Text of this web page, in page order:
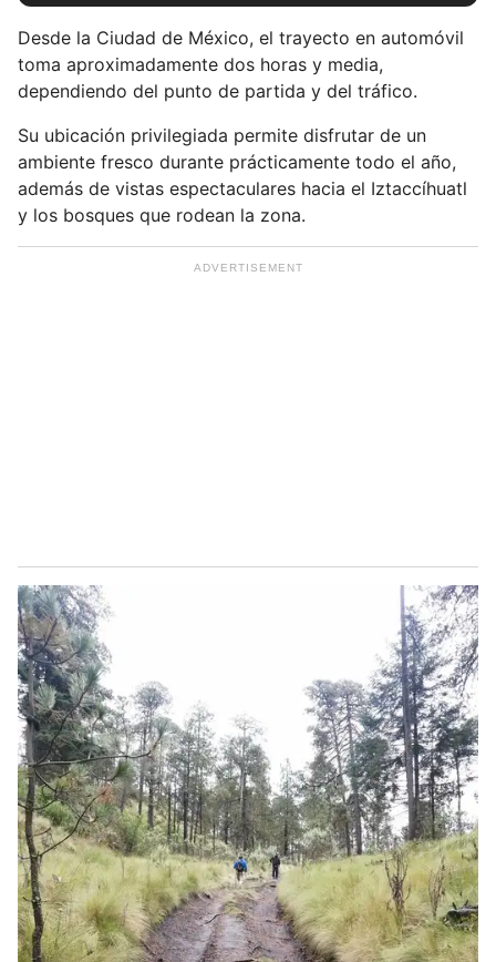
e
m
a
i
l
Desde la Ciudad de México, el trayecto en automóvil
toma aproximadamente dos horas y media,
dependiendo del punto de partida y del tráfico.
Su ubicación privilegiada permite disfrutar de un
ambiente fresco durante prácticamente todo el año,
además de vistas espectaculares hacia el Iztaccíhuatl
y los bosques que rodean la zona.